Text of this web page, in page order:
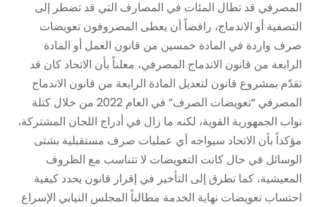
المصرفي قد تطال المئات في المصارف التي قد تضطر إلى
التصفية أو الاندماج، رافضاً أن يعطى المصروفون تعويضات
صرف واردة في المادة خمسين من قانون العمل أو المادة
الرابعة من قانون الاندماج المصرفي، معلناً بأن الاتحاد كان قد
تقدّم بمشروع قانون لتعديل المادة الرابعة من قانون الاندماج
المصرفي “تعويضات الصرف” في العام 2022 من خلال كتلة
نواب الجمهورية القوية، لكنه ما زال في أدراج اللجان المشتركة،
مؤكداً بأن الاتحاد سيواجه أي عمليات صرف مستقبلية بشتى
الوسائل في حال كانت التعويضات لا تتناسب مع الظروف
المعيشية، كما تطرق إلى التأخير في إقرار قانون يحدد كيفية
احتساب تعويضات نهاية الخدمة مطالباً المجلس النيابي الإسراع